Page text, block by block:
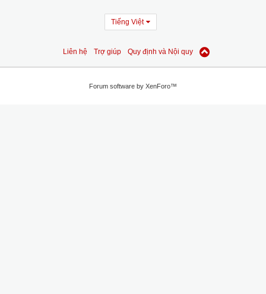
Tiếng Việt
Liên hệ Trợ giúp Quy định và Nội quy
Forum software by XenForo™